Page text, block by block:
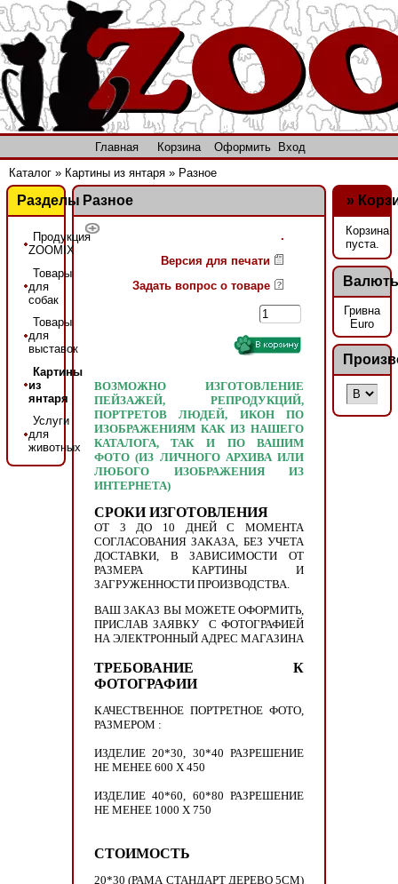
Главная Корзина Оформить
Вход
Каталог » Картины из янтаря » Разное
Разное
.
Версия для печати
Задать вопрос о товаре
ВОЗМОЖНО ИЗГОТОВЛЕНИЕ
ПЕЙЗАЖЕЙ, РЕПРОДУКЦИЙ,
ПОРТРЕТОВ ЛЮДЕЙ, ИКОН ПО
ИЗОБРАЖЕНИЯМ КАК ИЗ НАШЕГО
КАТАЛОГА, ТАК И ПО ВАШИМ
ФОТО (ИЗ ЛИЧНОГО АРХИВА ИЛИ
ЛЮБОГО ИЗОБРАЖЕНИЯ ИЗ
ИНТЕРНЕТА)
СРОКИ ИЗГОТОВЛЕНИЯ
ОТ 3 ДО 10 ДНЕЙ С МОМЕНТА
СОГЛАСОВАНИЯ ЗАКАЗА, БЕЗ УЧЕТА
ДОСТАВКИ, В ЗАВИСИМОСТИ ОТ
РАЗМЕРА КАРТИНЫ И
ЗАГРУЖЕННОСТИ ПРОИЗВОДСТВА.
ВАШ ЗАКАЗ ВЫ МОЖЕТЕ ОФОРМИТЬ,
ПРИСЛАВ ЗАЯВКУ С ФОТОГРАФИЕЙ
НА ЭЛЕКТРОННЫЙ АДРЕС МАГАЗИНА
ТРЕБОВАНИЕ К
ФОТОГРАФИИ
КАЧЕСТВЕННОЕ ПОРТРЕТНОЕ ФОТО,
РАЗМЕРОМ :
ИЗДЕЛИЕ 20*30, 30*40 РАЗРЕШЕНИЕ
НЕ МЕНЕЕ 600 Х 450
ИЗДЕЛИЕ 40*60, 60*80 РАЗРЕШЕНИЕ
НЕ МЕНЕЕ 1000 Х 750
СТОИМОСТЬ
20*30 (РАМА СТАНДАРТ ДЕРЕВО 5СМ)
Разделы
Продукция
ZOOMIX
Товары
для
собак
Товары
для
выставок
Картины
из
янтаря
Услуги
для
животных
»
Корзина
пуста.
Гривна
Euro